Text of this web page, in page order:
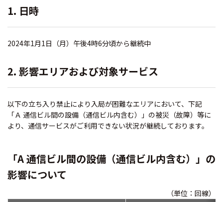
1. 日時
2024年1月1日（月）午後4時6分頃から継続中
2. 影響エリアおよび対象サービス
以下の立ち入り禁止により入局が困難なエリアにおいて、下記
「Ａ 通信ビル間の設備（通信ビル内含む）」の被災（故障）等に
より、通信サービスがご利用できない状況が継続しております。
「A 通信ビル間の設備（通信ビル内含む）」の
影響について
（単位：回線）